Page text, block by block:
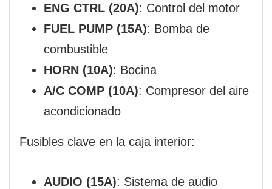
ENG CTRL (20A): Control del motor
FUEL PUMP (15A): Bomba de
combustible
HORN (10A): Bocina
A/C COMP (10A): Compresor del aire
acondicionado
Fusibles clave en la caja interior:
AUDIO (15A): Sistema de audio